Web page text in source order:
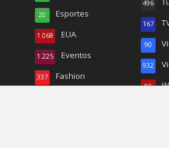
Esportes
20
EUA
1.068
Eventos
1.225
Fashion
337
496
167
90
932
95